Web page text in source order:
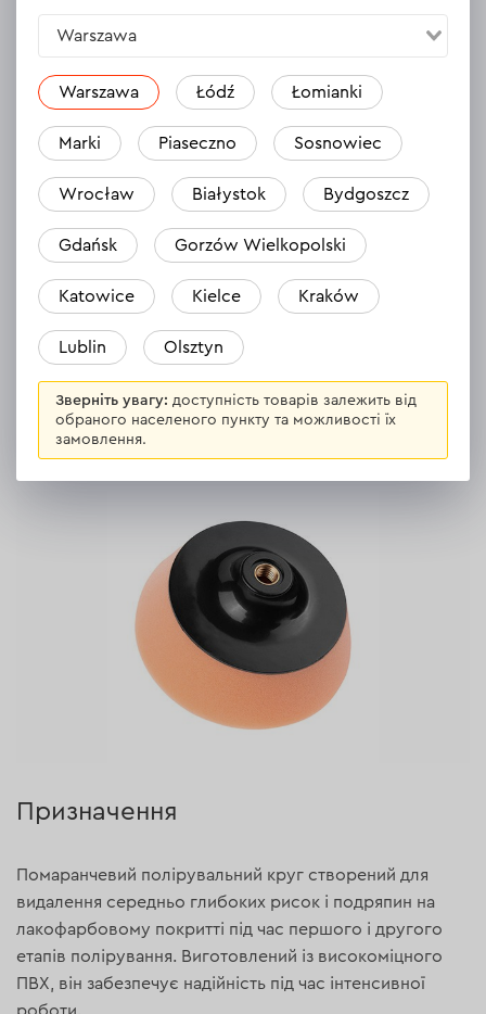
Залишити відгук
Відгуки 1
05.10.2024
Wszystko ok. Polecam !
Відповісти 1 відповідь
ВСІ ВІДГУКИ
Опис
Полірувальний круг Dnipro-M PD-2 150 мм
напівтвердий
Призначення
Помаранчевий полірувальний круг створений для
видалення середньо глибоких рисок і подряпин на
лакофарбовому покритті під час першого і другого
етапів полірування. Виготовлений із високоміцного
ПВХ, він забезпечує надійність під час інтенсивної
роботи.
Warszawa
Warszawa Łódź Łomianki
Marki Piaseczno Sosnowiec
Wrocław Białystok Bydgoszcz
Gdańsk Gorzów Wielkopolski
Katowice Kielce Kraków
Lublin Olsztyn
Зверніть увагу: доступність товарів залежить від
обраного населеного пункту та можливості їх
замовлення.